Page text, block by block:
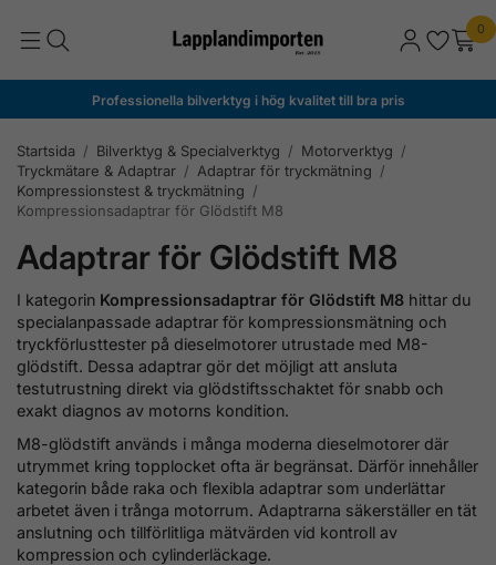
0
Professionella bilverktyg i hög kvalitet till bra pris
Startsida / Bilverktyg & Specialverktyg / Motorverktyg /
Tryckmätare & Adaptrar / Adaptrar för tryckmätning /
Kompressionstest & tryckmätning /
Kompressionsadaptrar för Glödstift M8
Adaptrar för Glödstift M8
I kategorin Kompressionsadaptrar för Glödstift M8 hittar du
specialanpassade adaptrar för kompressionsmätning och
tryckförlusttester på dieselmotorer utrustade med M8-
glödstift. Dessa adaptrar gör det möjligt att ansluta
testutrustning direkt via glödstiftsschaktet för snabb och
exakt diagnos av motorns kondition.
M8-glödstift används i många moderna dieselmotorer där
utrymmet kring topplocket ofta är begränsat. Därför innehåller
kategorin både raka och flexibla adaptrar som underlättar
arbetet även i trånga motorrum. Adaptrarna säkerställer en tät
anslutning och tillförlitliga mätvärden vid kontroll av
kompression och cylinderläckage.